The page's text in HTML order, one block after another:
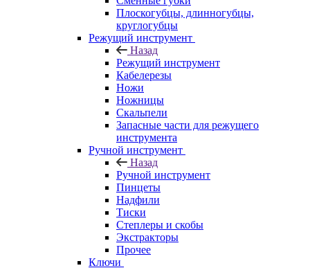
Плоскогубцы, длинногубцы,
круглогубцы
Режущий инструмент
Назад
Режущий инструмент
Кабелерезы
Ножи
Ножницы
Скальпели
Запасные части для режущего
инструмента
Ручной инструмент
Назад
Ручной инструмент
Пинцеты
Надфили
Тиски
Степлеры и скобы
Экстракторы
Прочее
Ключи